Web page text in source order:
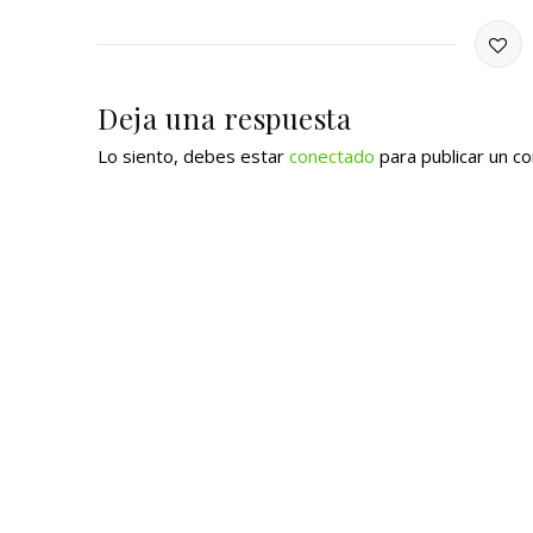
Deja una respuesta
Lo siento, debes estar conectado para publicar un